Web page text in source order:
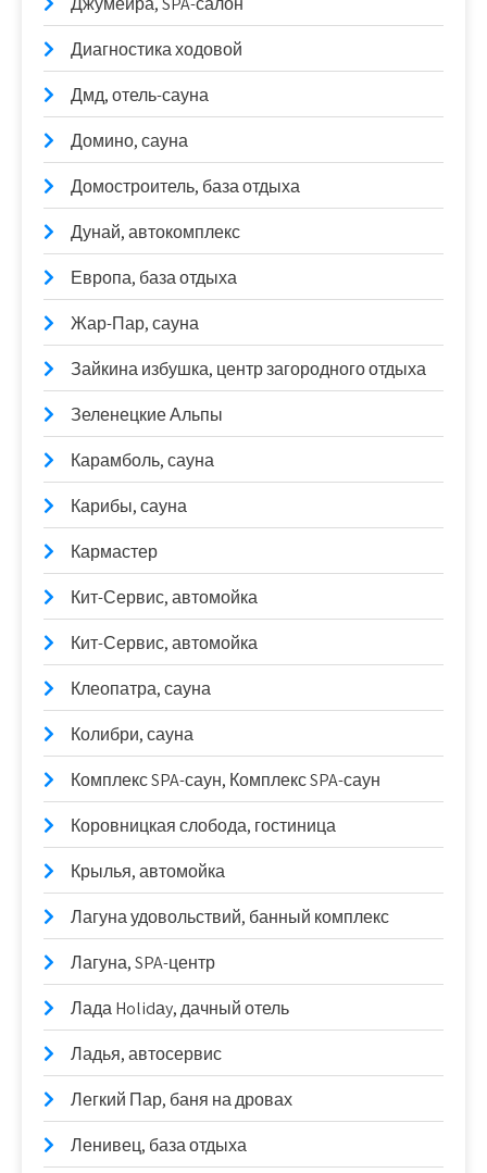
Диагностика ходовой
Дмд, отель-сауна
Домино, сауна
Домостроитель, база отдыха
Дунай, автокомплекс
Европа, база отдыха
Жар-Пар, сауна
Зайкина избушка, центр загородного отдыха
Зеленецкие Альпы
Карамболь, сауна
Карибы, сауна
Кармастер
Кит-Сервис, автомойка
Кит-Сервис, автомойка
Клеопатра, сауна
Колибри, сауна
Комплекс SPA-саун, Комплекс SPA-саун
Коровницкая слобода, гостиница
Крылья, автомойка
Лагуна удовольствий, банный комплекс
Лагуна, SPA-центр
Лада Holidаy, дачный отель
Ладья, автосервис
Легкий Пар, баня на дровах
Ленивец, база отдыха